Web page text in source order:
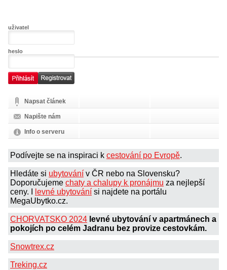
uživatel
heslo
Napsat článek
Napište nám
Info o serveru
Podívejte se na inspiraci k cestování po Evropě.
Hledáte si ubytování v ČR nebo na Slovensku?
Doporučujeme chaty a chalupy k pronájmu za nejlepší
ceny. I
levné ubytování si najdete na portálu
MegaUbytko.cz.
CHORVATSKO 2024 levné ubytování v apartmánech a
pokojích po celém Jadranu bez provize cestovkám.
Snowtrex.cz
Treking.cz